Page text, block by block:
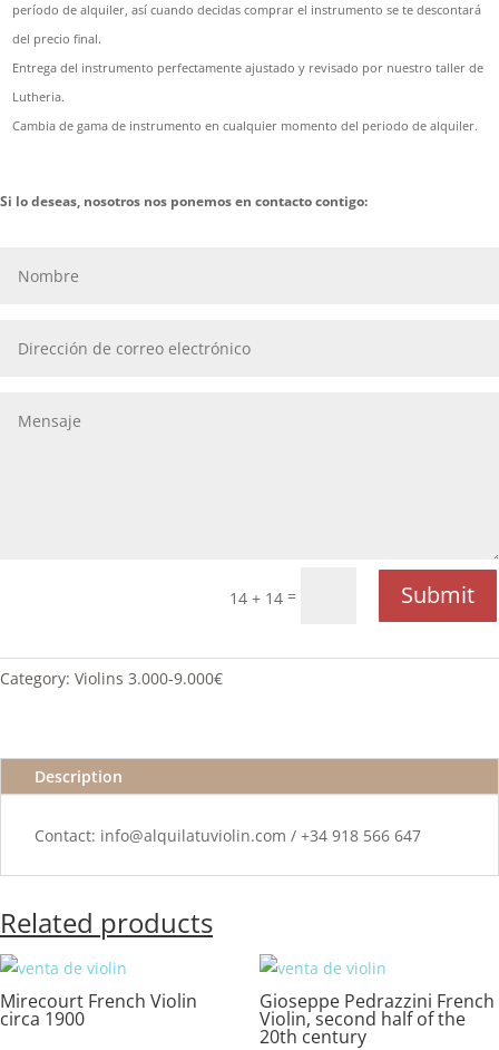
período de alquiler, así cuando decidas comprar el instrumento se te descontará
del precio final.
Entrega del instrumento perfectamente ajustado y revisado por nuestro taller de
Lutheria.
Cambia de gama de instrumento en cualquier momento del periodo de alquiler.
Si lo deseas, nosotros nos ponemos en contacto contigo:
14 + 14 = Submit
Category: Violins 3.000-9.000€
Description
Contact: info@alquilatuviolin.com / +34 918 566 647
Related products
Mirecourt French Violin
circa 1900
Gioseppe Pedrazzini French
Violin, second half of the
20th century